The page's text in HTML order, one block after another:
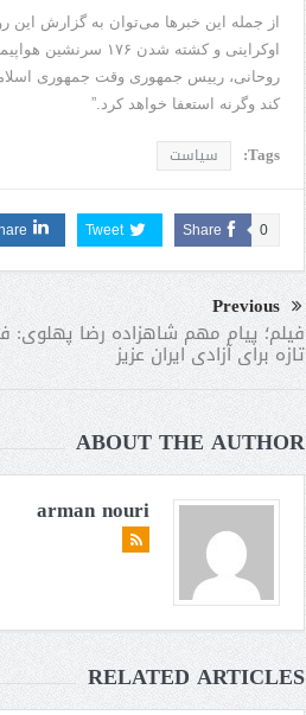
از جمله این خبرها می‌توان به گزارش این
اوکراینی و کشته
روحانی، رییس جمهوری وقت جمهوری
کند وگرنه استعفا خواهد کرد.”
Tags: سیاست
Share 0
Tweet
Previous
فیلم؛ پیام مهم شاهزاده رضا پهلوی:
تازه‌ برای آزادی ایران عزیز
ABOUT THE AUTHOR
arman nouri
RELATED ARTICLES